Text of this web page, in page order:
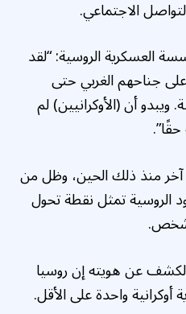
الاجتماعي.
الروسية: “لقد
جناحهم الغربي حتى
أن (الأوكرانيين) لم
منذ ذلك الحين، وظل من
الروسية تمثل نقطة تحول
عن هويته إن روسيا
واحدة على الأقل.